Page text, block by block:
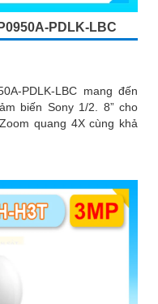
PDLK-LBC
PDLK-LBC mang đến
biến Sony 1/2. 8” cho